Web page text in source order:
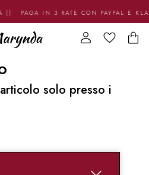
|| PAGA IN 3 RATE CON PAYPAL E
solo presso i